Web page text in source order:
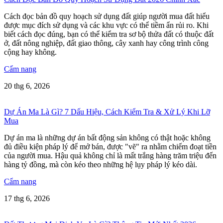
Cách đọc bản đồ quy hoạch sử dụng đất giúp người mua đất hiểu
được mục đích sử dụng và các khu vực có thể tiềm ẩn rủi ro. Khi
biết cách đọc đúng, bạn có thể kiểm tra sơ bộ thửa đất có thuộc đất
ở, đất nông nghiệp, đất giao thông, cây xanh hay công trình công
cộng hay không.
Cẩm nang
20 thg 6, 2026
Dự Án Ma Là Gì? 7 Dấu Hiệu, Cách Kiểm Tra & Xử Lý Khi Lỡ
Mua
Dự án ma là những dự án bất động sản không có thật hoặc không
đủ điều kiện pháp lý để mở bán, được "vẽ" ra nhằm chiếm đoạt tiền
của người mua. Hậu quả không chỉ là mất trắng hàng trăm triệu đến
hàng tỷ đồng, mà còn kéo theo những hệ lụy pháp lý kéo dài.
Cẩm nang
17 thg 6, 2026